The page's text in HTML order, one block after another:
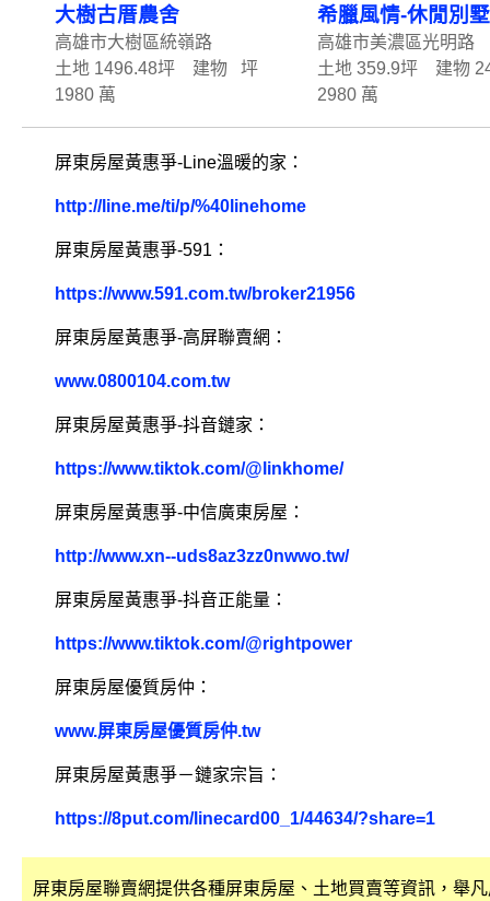
大樹古厝農舍
高雄市大樹區統嶺路
土地 1496.48坪 建物 坪
1980 萬
希臘風情-休閒別墅
高雄市美濃區光明路
土地 359.9坪 建物
2980 萬
屏東房屋黃惠爭-Line溫暖的家：
http://line.me/ti/p/%40linehome
屏東房屋黃惠爭-591：
https://www.591.com.tw/broker21956
屏東房屋黃惠爭-高屏聯賣網：
www.0800104.com.tw
屏東房屋黃惠爭-抖音鏈家：
https://www.tiktok.com/@linkhome/
屏東房屋黃惠爭-中信廣東房屋：
http://www.xn--uds8az3zz0nwwo.tw/
屏東房屋黃惠爭-抖音正能量：
https://www.tiktok.com/@rightpower
屏東房屋優質房仲：
www.屏東房屋優質房仲.tw
屏東房屋黃惠爭－鏈家宗旨：
https://8put.com/linecard00_1/44634/?share=1
屏東房屋聯賣網提供各種屏東房屋、土地買賣等資訊，舉